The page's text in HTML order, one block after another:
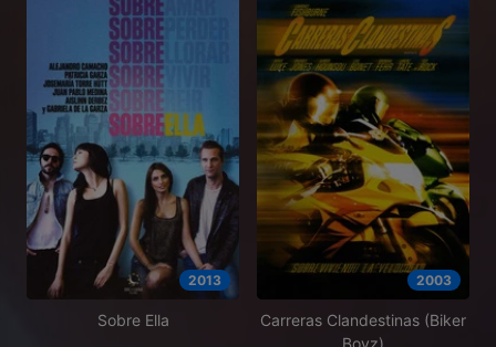
2013
Sobre Ella
2003
Carreras Clandestinas (Biker